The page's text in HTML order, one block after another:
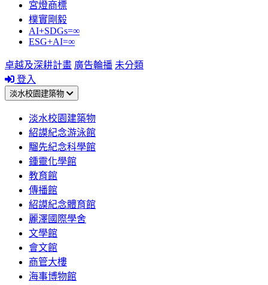
宮燈商標
樸實剛毅
AI+SDGs=∞
ESG+AI=∞
卓越及深耕計畫 廣告輪播 未分類
登入
淡水校園建築物
淡水校園建築物
紹謨紀念游泳館
騮先紀念科學館
鍾靈化學館
教育館
傳播館
紹謨紀念體育館
麗澤國際學舍
文學館
會文館
商管大樓
海事博物館